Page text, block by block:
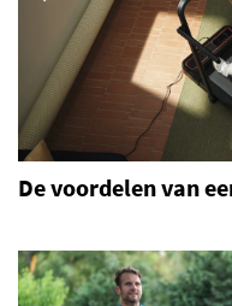
De voordelen van